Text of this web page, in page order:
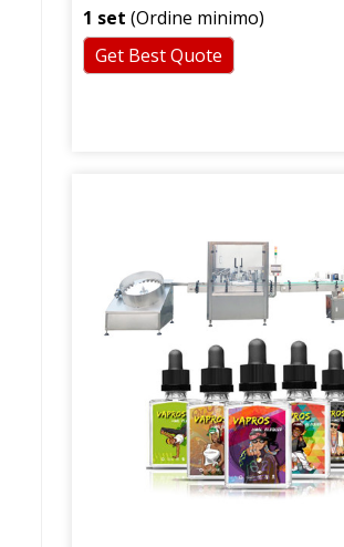
1 set (Ordine minimo)
Get Best Quote